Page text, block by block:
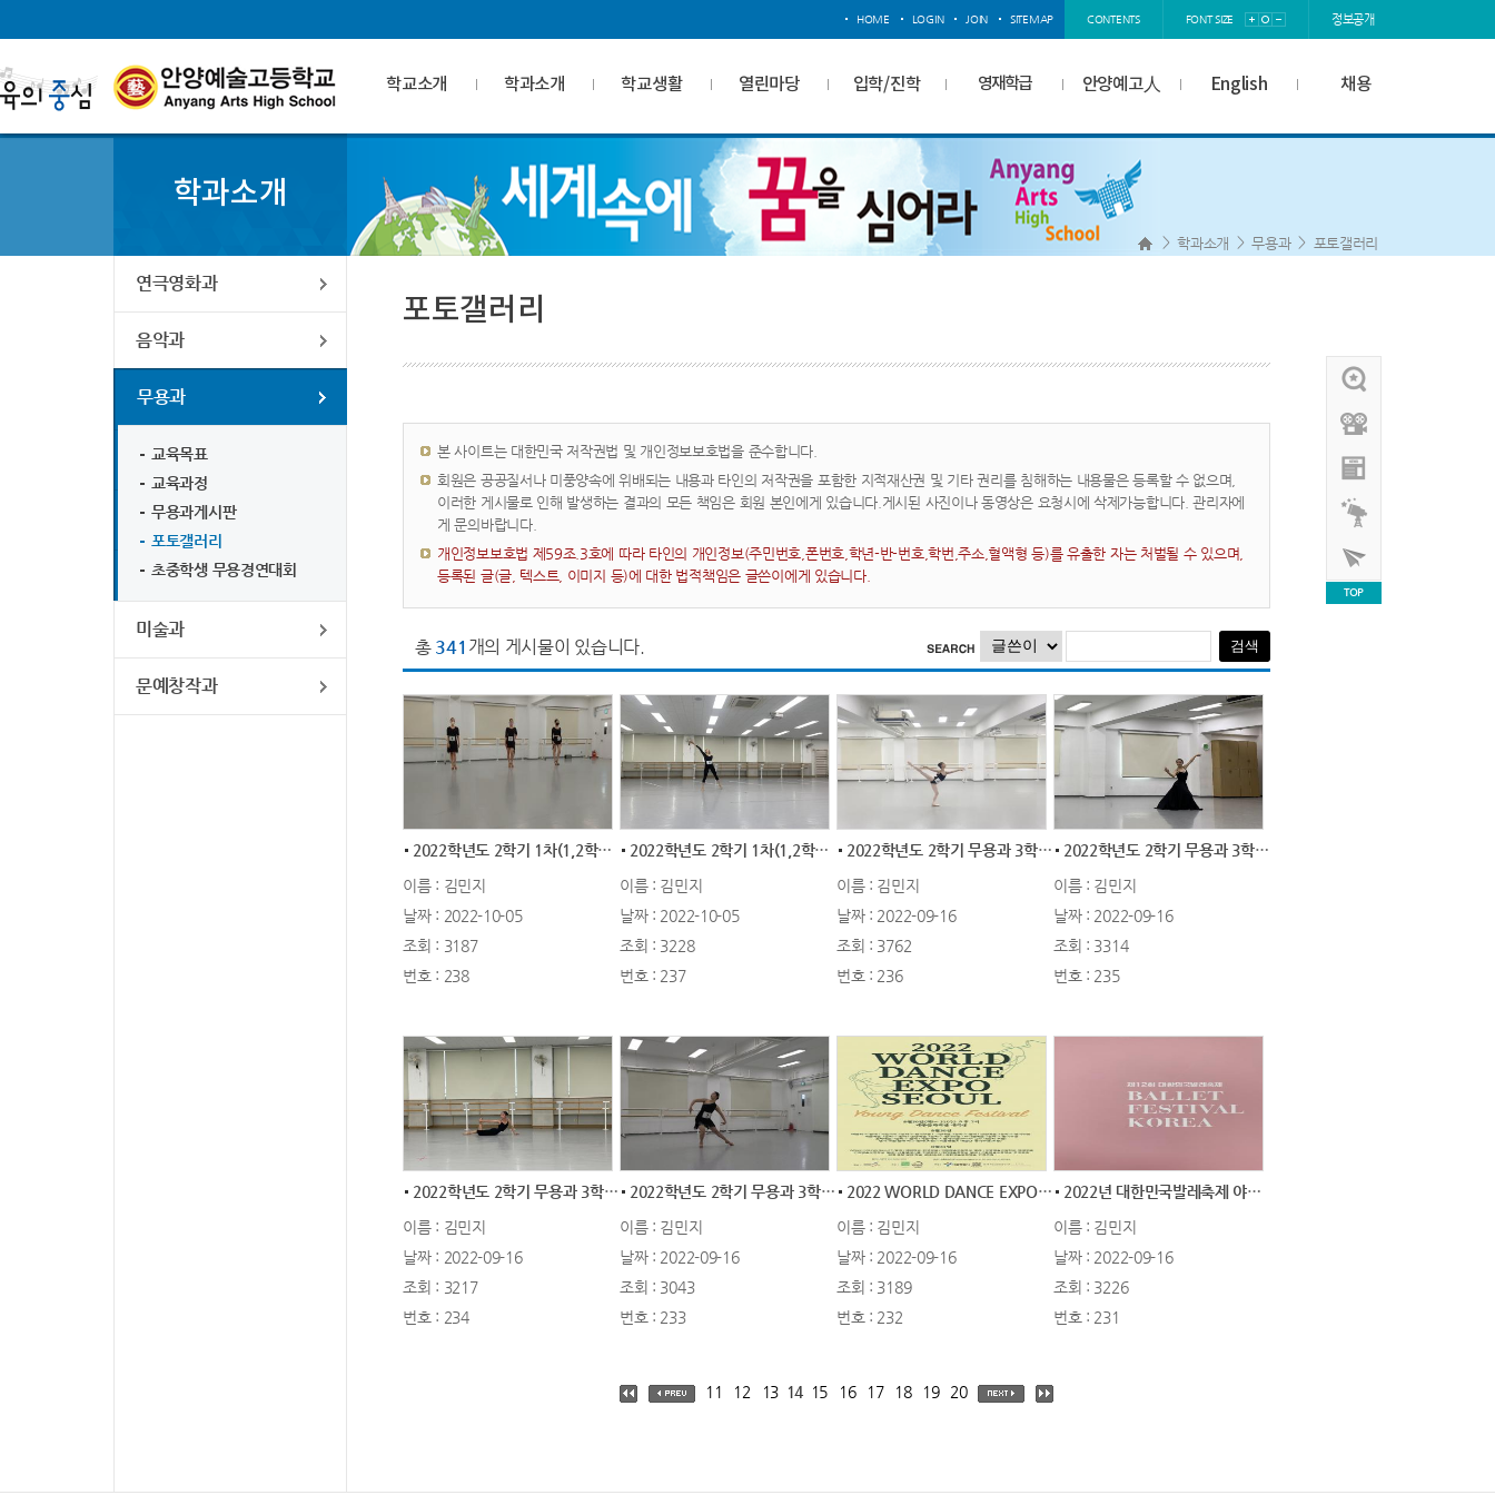
HOME LOGIN JOIN SITEMAP CONTENTS FONT SIZE 정보공개
학교소개 학과소개 학교생활 열린마당 입학/진학 영재학급 안양예고人 English 채용
학과소개
> 학과소개 > 무용과 > 포토갤러리
포토갤러리
본 사이트는 대한민국 저작권법 및 개인정보보호법을 준수합니다.
회원은 공공질서나 미풍양속에 위배되는 내용과 타인의 저작권을 포함한 지적재산권 및 기타 권리를 침해하는 내용물은 등록할 수 없으며,
이러한 게시물로 인해 발생하는 결과의 모든 책임은 회원 본인에게 있습니다.게시된 사진이나 동영상은 요청시에 삭제가능합니다. 관리자에
게 문의바랍니다.
개인정보보호법 제59조.3호에 따라 타인의 개인정보(주민번호,폰번호,학년-반-번호,학번,주소,혈액형 등)를 유출한 자는 처벌될 수 있으며,
등록된 글(글, 텍스트, 이미지 등)에 대한 법적책임은 글쓴이에게 있습니다.
총 341 개의 게시물이 있습니다.
2022학년도 2학기 1차(1,2학년)/ 2차(3학년...
이름 : 김민지
날짜 : 2022-10-05
조회 : 3187
번호 : 238
2022학년도 2학기 1차(1,2학년)/ 2차(3학년...
이름 : 김민지
날짜 : 2022-10-05
조회 : 3228
번호 : 237
2022학년도 2학기 무용과 3학년 1차 실기평...
이름 : 김민지
날짜 : 2022-09-16
조회 : 3762
번호 : 236
2022학년도 2학기 무용과 3학년 1차 실기평...
이름 : 김민지
날짜 : 2022-09-16
조회 : 3314
번호 : 235
2022학년도 2학기 무용과 3학년 1차 실기평...
이름 : 김민지
날짜 : 2022-09-16
조회 : 3217
번호 : 234
2022학년도 2학기 무용과 3학년 1차 실기평...
이름 : 김민지
날짜 : 2022-09-16
조회 : 3043
번호 : 233
2022 WORLD DANCE EXPO SEOUL
이름 : 김민지
날짜 : 2022-09-16
조회 : 3189
번호 : 232
2022년 대한민국발레축제 야외공연
이름 : 김민지
날짜 : 2022-09-16
조회 : 3226
번호 : 231
11 12 13 14 15 16 17 18 19 20
연극영화과
음악과
무용과
교육목표
교육과정
무용과게시판
포토갤러리
초중학생 무용경연대회
미술과
문예창작과
TOP